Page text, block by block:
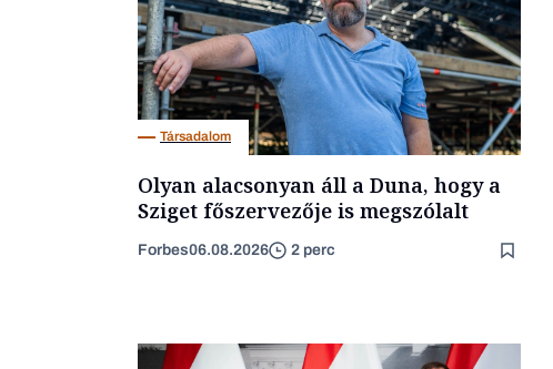
Társadalom
Olyan alacsonyan áll a Duna, hogy a
Sziget főszervezője is megszólalt
Forbes06.08.2026 2 perc